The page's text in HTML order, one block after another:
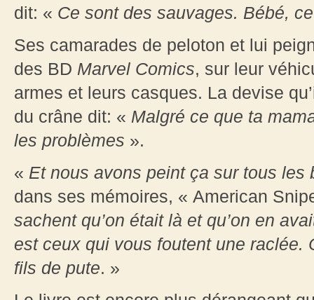
dit: « Ce sont des sauvages. Bébé,
Ses camarades de peloton et lui
des BD Marvel Comics, sur leur
armes et leurs casques. La devise
du crâne dit: « Malgré ce que ta
les problèmes ».
« Et nous avons peint ça sur tous les
dans ses mémoires, « American
sachent qu’on était là et qu’on en
est ceux qui vous foutent une raclée.
fils de pute. »